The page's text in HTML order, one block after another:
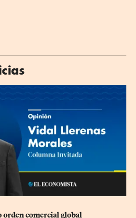
orden comercial global